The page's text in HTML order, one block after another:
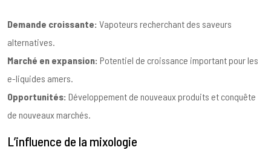
Demande croissante: Vapoteurs recherchant des saveurs
alternatives.
Marché en expansion: Potentiel de croissance important pour les
e-liquides amers.
Opportunités: Développement de nouveaux produits et conquête
de nouveaux marchés.
L’influence de la mixologie